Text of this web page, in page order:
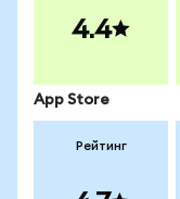
4.4
App Store
Рейтинг